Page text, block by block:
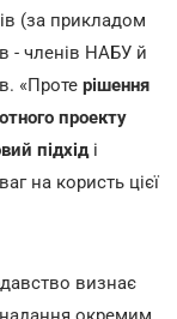
(за прикладом
- членів НАБУ й
«Проте рішення
проекту
підхіді
на користь цієї
визнає